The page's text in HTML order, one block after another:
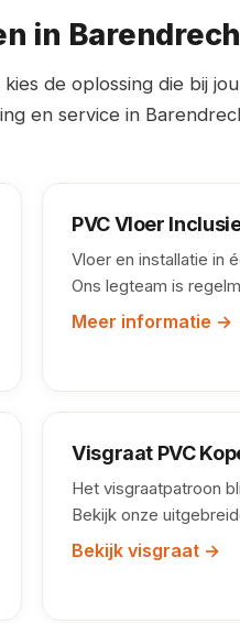
in
de oplossing die bij
en service in
PVC Vloer
Vloer en installatie in
Ons legteam is
Meer informatie →
Visgraat PVC
Het visgraatpatroon
Bekijk onze
Bekijk visgraat →